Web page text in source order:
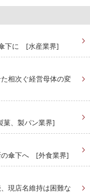
下に [水産業界]
相次ぐ経営母体の変
、製パン業界]
の傘下へ [外食業界]
現店名維持は困難な